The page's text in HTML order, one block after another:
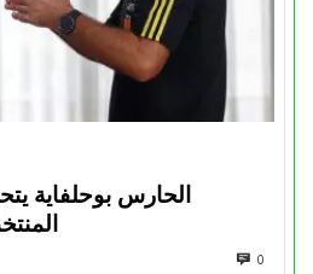
الحارس بوحلفاية
0